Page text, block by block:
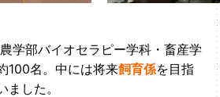
学部バイオセラピー学科・畜産学
100名。中には将来飼育係を目指
ました。